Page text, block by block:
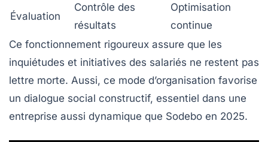
Évaluation
Contrôle des
résultats
Optimisation
continue
Ce fonctionnement rigoureux assure que les
inquiétudes et initiatives des salariés ne restent pas
lettre morte. Aussi, ce mode d’organisation favorise
un dialogue social constructif, essentiel dans une
entreprise aussi dynamique que Sodebo en 2025.